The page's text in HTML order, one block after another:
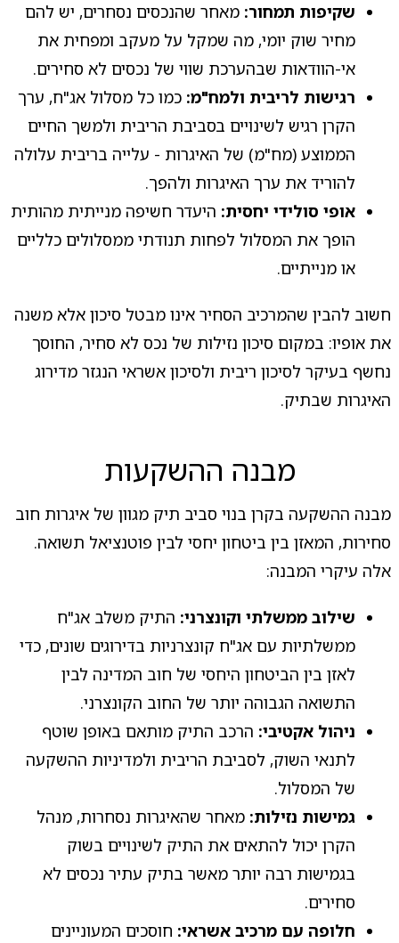
שקיפות תמחור: מאחר שהנכסים נסחרים, יש להם
מחיר שוק יומי, מה שמקל על מעקב ומפחית את
אי-הוודאות שבהערכת שווי של נכסים לא סחירים.
רגישות לריבית ולמח"מ: כמו כל מסלול אג"ח, ערך
הקרן רגיש לשינויים בסביבת הריבית ולמשך החיים
הממוצע (מח"מ) של האיגרות - עלייה בריבית עלולה
להוריד את ערך האיגרות ולהפך.
אופי סולידי יחסית: היעדר חשיפה מנייתית מהותית
הופך את המסלול לפחות תנודתי ממסלולים כלליים
או מנייתיים.
חשוב להבין שהמרכיב הסחיר אינו מבטל סיכון אלא משנה
את אופיו: במקום סיכון נזילות של נכס לא סחיר, החוסך
נחשף בעיקר לסיכון ריבית ולסיכון אשראי הנגזר מדירוג
האיגרות שבתיק.
מבנה ההשקעות
מבנה ההשקעה בקרן בנוי סביב תיק מגוון של איגרות חוב
סחירות, המאזן בין ביטחון יחסי לבין פוטנציאל תשואה.
אלה עיקרי המבנה:
שילוב ממשלתי וקונצרני: התיק משלב אג"ח
ממשלתיות עם אג"ח קונצרניות בדירוגים שונים, כדי
לאזן בין הביטחון היחסי של חוב המדינה לבין
התשואה הגבוהה יותר של החוב הקונצרני.
ניהול אקטיבי: הרכב התיק מותאם באופן שוטף
לתנאי השוק, לסביבת הריבית ולמדיניות ההשקעה
של המסלול.
גמישות נזילות: מאחר שהאיגרות נסחרות, מנהל
הקרן יכול להתאים את התיק לשינויים בשוק
בגמישות רבה יותר מאשר בתיק עתיר נכסים לא
סחירים.
חלופה עם מרכיב אשראי: חוסכים המעוניינים